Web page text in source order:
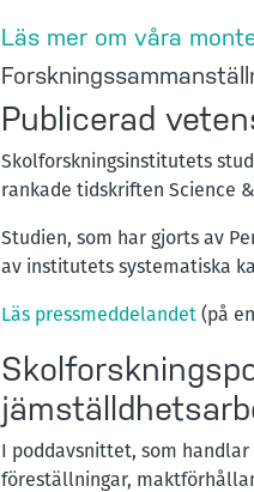
Läs mer om våra
Publicerad
Skolforskningsinstitutets
rankade tidskriften Science
Studien, som har gjorts av
av institutets systematiska
Läs pressmeddelandet (på
I poddavsnittet, som handlar
föreställningar,